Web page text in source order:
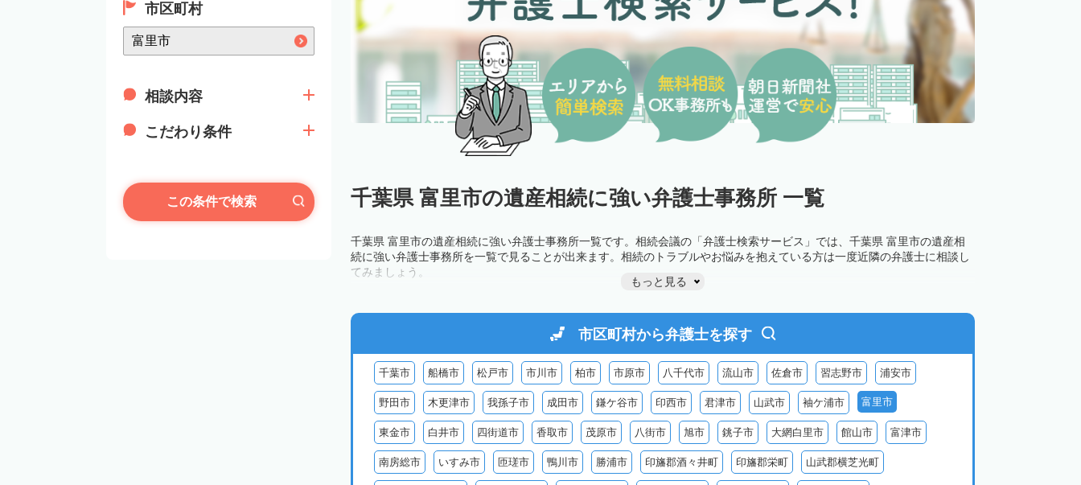
市区町村
相談内容
こだわり条件
この条件で検索 千葉県 富里市の遺産相続に強い弁護士事務所 一覧
千葉県 富里市の遺産相続に強い弁護士事務所一覧です。相続会議の「弁護士検索サービス」では、千葉県 富里市の遺産相
続に強い弁護士事務所を一覧で見ることが出来ます。相続のトラブルやお悩みを抱えている方は一度近隣の弁護士に相談し
てみましょう。
もっと見る
市区町村から弁護士を探す
千葉市 船橋市 松戸市 市川市 柏市 市原市 八千代市 流山市 佐倉市 習志野市 浦安市
野田市 木更津市 我孫子市 成田市 鎌ケ谷市 印西市 君津市 山武市 袖ケ浦市 富里市
東金市 白井市 四街道市 香取市 茂原市 八街市 旭市 銚子市 大網白里市 館山市 富津市
南房総市 いすみ市 匝瑳市 鴨川市 勝浦市 印旛郡酒々井町 印旛郡栄町 山武郡横芝光町